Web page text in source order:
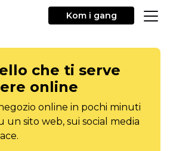
Kom i gang
che ti serve
online
online in pochi minuti
un sito web, sui social media